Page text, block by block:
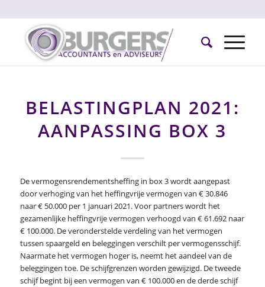
BELASTINGPLAN 2021:
AANPASSING BOX 3
De vermogensrendementsheffing in box 3 wordt aangepast
door verhoging van het heffingvrije vermogen van € 30.846
naar € 50.000 per 1 januari 2021. Voor partners wordt het
gezamenlijke heffingvrije vermogen verhoogd van € 61.692 naar
€ 100.000. De veronderstelde verdeling van het vermogen
tussen spaargeld en beleggingen verschilt per vermogensschijf.
Naarmate het vermogen hoger is, neemt het aandeel van de
beleggingen toe. De schijfgrenzen worden gewijzigd. De tweede
schijf begint bij een vermogen van € 100.000 en de derde schijf